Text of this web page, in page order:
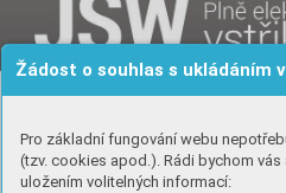
Žádost o souhlas s ukládáním
Pro základní fungování webu
(tzv. cookies apod.). Rádi bychom
uložením volitelných informací: